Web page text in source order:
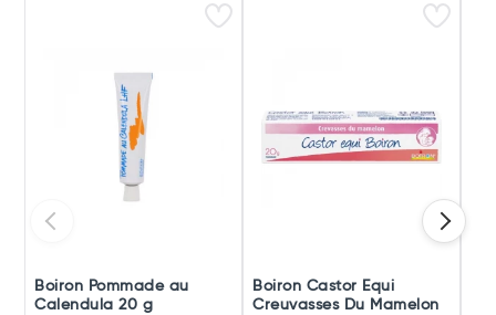
Boiron Pommade au
Calendula 20 g
Boiron Castor Equi
Creuvasses Du Mamelon